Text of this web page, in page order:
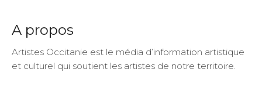
A propos
Artistes Occitanie est le média d’information artistique
et culturel qui soutient les artistes de notre territoire.